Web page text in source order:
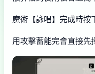
魔術【詠唱】完成時按
用攻擊蓄能完會直接先